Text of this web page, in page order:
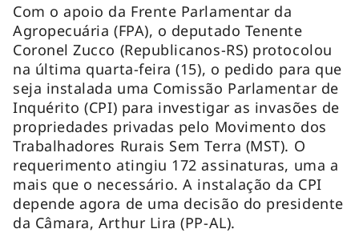
Com o apoio da Frente Parlamentar da
Agropecuária (FPA), o deputado Tenente
Coronel Zucco (Republicanos-RS) protocolou
na última quarta-feira (15), o pedido para que
seja instalada uma Comissão Parlamentar de
Inquérito (CPI) para investigar as invasões de
propriedades privadas pelo Movimento dos
Trabalhadores Rurais Sem Terra (MST). O
requerimento atingiu 172 assinaturas, uma a
mais que o necessário. A instalação da CPI
depende agora de uma decisão do presidente
da Câmara, Arthur Lira (PP-AL).